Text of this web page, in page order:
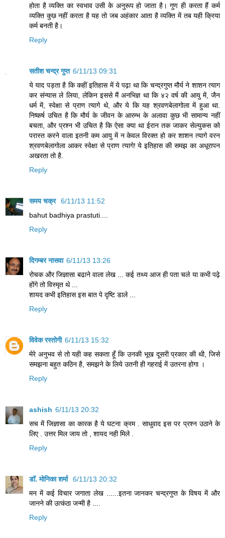
होता है व्यक्ति का स्वभाव उसी के अनुरूप हो जाता है। गुण ही करता हैं कर्म
व्यक्ति कुछ नहीं करता है यह तो जब अहंकार आता है व्यक्ति में तब यही क्रिया
कर्म बनती है।
Reply
सतीश चन्द्र गुप्त 6/11/13 09:31
ये याद पड़ता है कि कहीं इतिहास में ये पढ़ा था कि चन्द्रगुप्त मौर्य ने शाशन त्याग
कर संन्यास ले लिया, लेकिन इससे मैं अनभिज्ञ था कि ४२ वर्ष की आयु में, जैन
धर्म में, स्वेक्षा से प्राण त्यागे थे, और ये कि यह श्रवणबेलागोला में हुआ था.
निष्कर्ष उचित है कि मौर्य के जीवन के आरम्भ के अलावा कुछ भी सामान्य नहीं
बचता, और प्रश्न भी उचित है कि ऐसा क्या था ईरान तक जाकर सेल्युकस को
परास्त करने वाला इतनी कम आयु में न केवल विरक्त हो कर शाशन त्यागे वरन
श्रवणबेलागोला आकर स्वेक्षा से प्राण त्यागे! ये इतिहास की समझ का अधूरापन
अखरता तो है.
Reply
समय चक्र 6/11/13 11:52
bahut badhiya prastuti....
Reply
दिगम्बर नासवा 6/11/13 13:26
रोचक और जिज्ञासा बढाने वाला लेख ... कई तथ्य आज ही पता चले या कभी पढ़े
होंगे तो विस्मृत थे ...
शायद कभी इतिहास इस बात पे दृष्टि डाले ...
Reply
विवेक रस्तोगी 6/11/13 15:32
मेरे अनुभव से तो यही कह सकता हूँ कि उनकी भूख दूसरी प्रकार की थी, जिसे
समझना बहुत कठिन है, समझने के लिये उतनी ही गहराई में उतरना होगा ।
Reply
ashish 6/11/13 20:32
सच में जिज्ञासा का कारक है ये घटना क्रम . साधुवाद इस पर प्रश्न उठाने के
लिए . उत्तर मिल जाय तो , शायद नही मिले .
Reply
डॉ. मोनिका शर्मा 6/11/13 20:32
मन में कई विचार जगाता लेख ......इतना जानकर चन्द्रगुप्त के विषय में और
जानने की उत्कंठा जन्मी है ....
Reply